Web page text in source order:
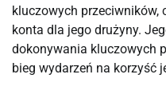
kluczowych przeciwników,
konta dla jego drużyny.
dokonywania kluczowych
bieg wydarzeń na korzyść